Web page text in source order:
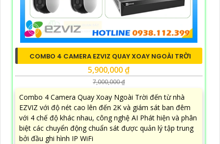
COMBO 4 CAMERA EZVIZ QUAY XOAY NGOÀI TRỜI
5,900,000 ₫
7,000,000 ₫
Combo 4 Camera Quay Xoay Ngoài Trời đến từ nhà
EZVIZ với độ nét cao lên đến 2K và giám sát ban đêm
với 4 chế độ khác nhau, công nghệ AI Phát hiện và phân
biệt các chuyển động chuẩn sát được quản lý tập trung
bởi đầu ghi hình IP WiFi